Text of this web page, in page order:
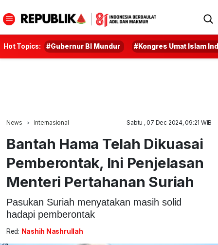
Hot Topics: #Gubernur BI Mundur #Kongres Umat Islam
News Internasional Sabtu , 07 Dec 2024, 09:21 WIB
Bantah Hama Telah Dikuasai
Pemberontak, Ini Penjelasan
Menteri Pertahanan Suriah
Pasukan Suriah menyatakan masih solid
hadapi pemberontak
Red: Nashih Nashrullah